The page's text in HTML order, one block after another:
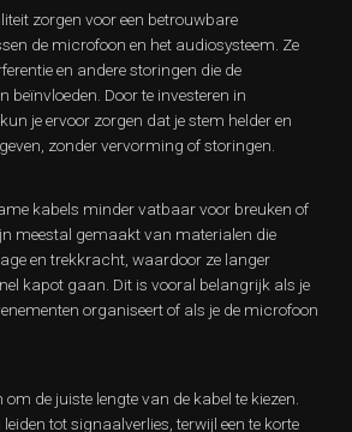
zorgen voor een betrouwbare
de microfoon en het audiosysteem. Ze
en andere storingen die de
beïnvloeden. Door te investeren in
je ervoor zorgen dat je stem helder en
zonder vervorming of storingen.
kabels minder vatbaar voor breuken of
meestal gemaakt van materialen die
en trekkracht, waardoor ze langer
kapot gaan. Dit is vooral belangrijk als je
organiseert of als je de microfoon
de juiste lengte van de kabel te kiezen.
tot signaalverlies, terwijl een te korte